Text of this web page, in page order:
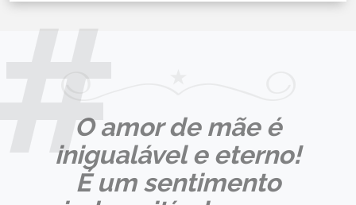
O amor de mãe é
inigualável e eterno!
É um sentimento